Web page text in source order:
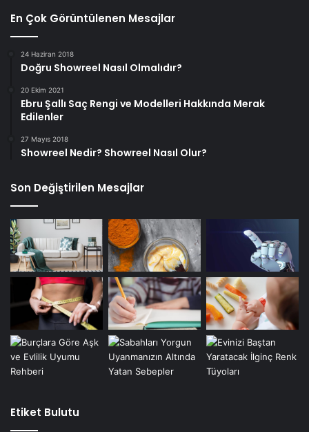
En Çok Görüntülenen Mesajlar
24 Haziran 2018
Doğru Showreel Nasıl Olmalıdır?
20 Ekim 2021
Ebru Şallı Saç Rengi ve Modelleri Hakkında Merak
Edilenler
27 Mayıs 2018
Showreel Nedir? Showreel Nasıl Olur?
Son Değiştirilen Mesajlar
Etiket Bulutu